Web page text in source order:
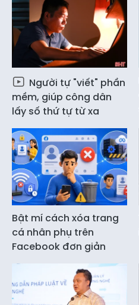
Người tự "viết" phần
mềm, giúp công dân
lấy số thứ tự từ xa
Bật mí cách xóa trang
cá nhân phụ trên
Facebook đơn giản